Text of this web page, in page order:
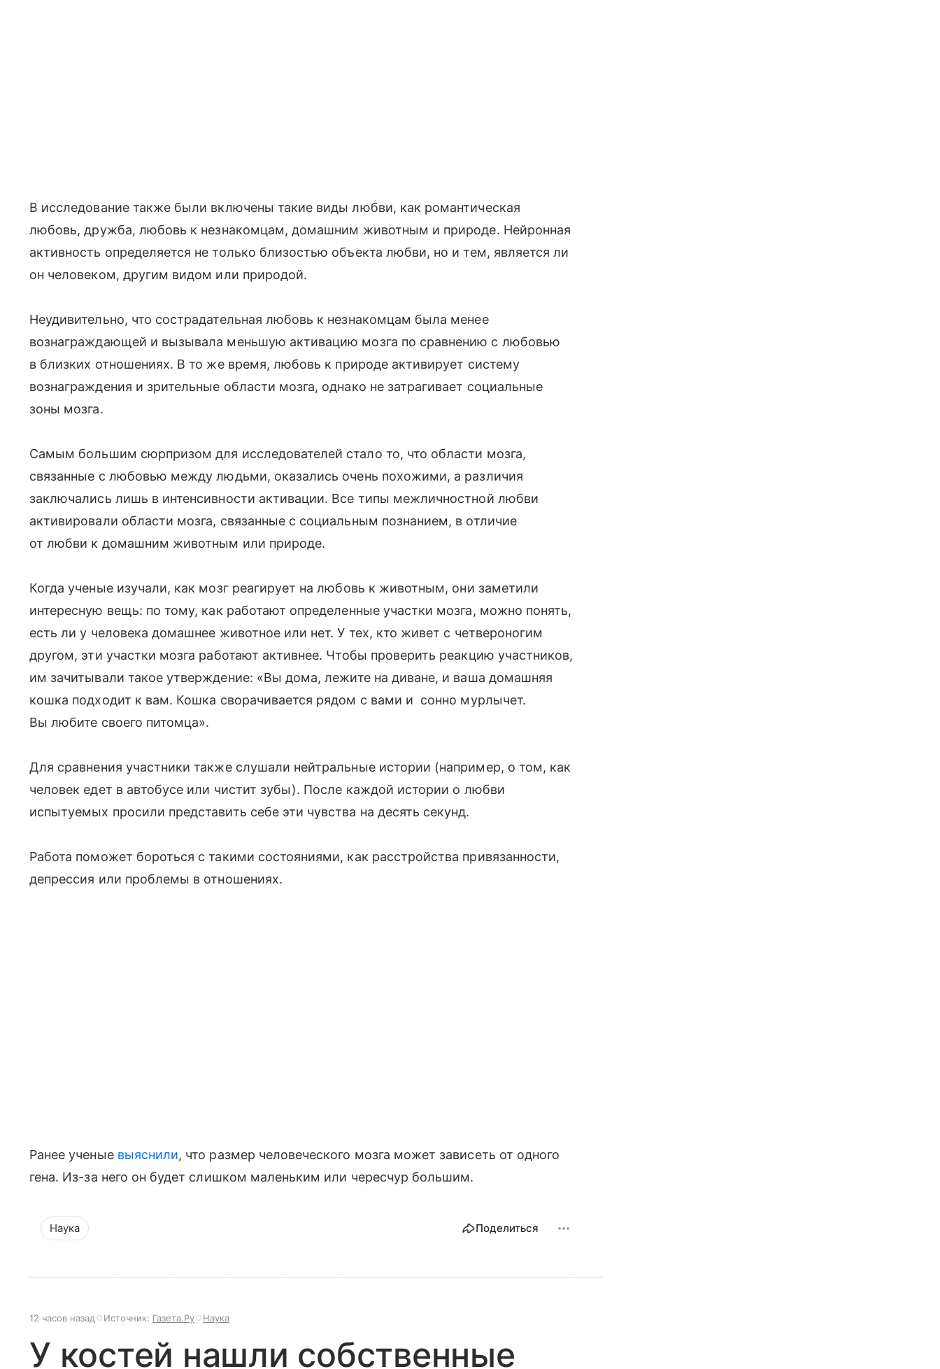
В исследование также были включены такие виды любви, как романтическая
любовь, дружба, любовь к незнакомцам, домашним животным и природе. Нейронная
активность определяется не только близостью объекта любви, но и тем, является ли
он человеком, другим видом или природой.
Неудивительно, что сострадательная любовь к незнакомцам была менее
вознаграждающей и вызывала меньшую активацию мозга по сравнению с любовью
в близких отношениях. В то же время, любовь к природе активирует систему
вознаграждения и зрительные области мозга, однако не затрагивает социальные
зоны мозга.
Самым большим сюрпризом для исследователей стало то, что области мозга,
связанные с любовью между людьми, оказались очень похожими, а различия
заключались лишь в интенсивности активации. Все типы межличностной любви
активировали области мозга, связанные с социальным познанием, в отличие
от любви к домашним животным или природе.
Когда ученые изучали, как мозг реагирует на любовь к животным, они заметили
интересную вещь: по тому, как работают определенные участки мозга, можно понять,
есть ли у человека домашнее животное или нет. У тех, кто живет с четвероногим
другом, эти участки мозга работают активнее. Чтобы проверить реакцию участников,
им зачитывали такое утверждение: «Вы дома, лежите на диване, и ваша домашняя
кошка подходит к вам. Кошка сворачивается рядом с вами и сонно мурлычет.
Вы любите своего питомца».
Для сравнения участники также слушали нейтральные истории (например, о том, как
человек едет в автобусе или чистит зубы). После каждой истории о любви
испытуемых просили представить себе эти чувства на десять секунд.
Работа поможет бороться с такими состояниями, как расстройства привязанности,
депрессия или проблемы в отношениях.
Ранее ученые выяснили, что размер человеческого мозга может зависеть от одного
гена. Из-за него он будет слишком маленьким или чересчур большим.
Наука Поделиться
12 часов назад Источник: Газета.Ру Наука
У костей нашли собственные